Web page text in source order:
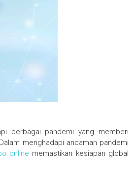
berbagai pandemi yang memberi
menghadapi ancaman pandemi
online memastikan kesiapan global